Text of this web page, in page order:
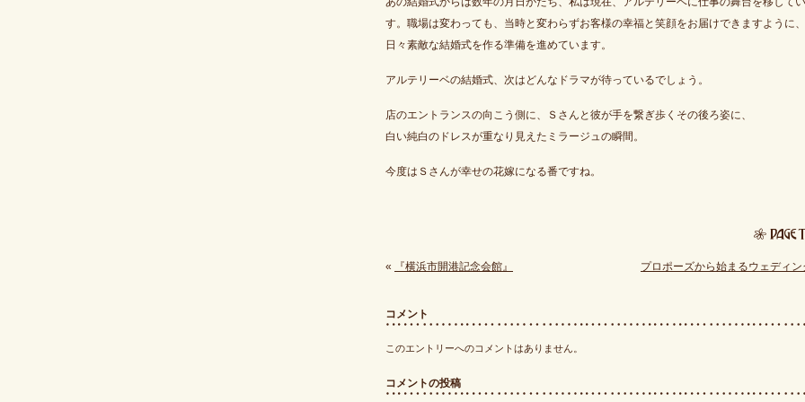
す。職場は変わっても、当時と変わらずお客様の幸福と笑顔をお届けできますように、
日々素敵な結婚式を作る準備を進めています。
アルテリーベの結婚式、次はどんなドラマが待っているでしょう。
店のエントランスの向こう側に、Ｓさんと彼が手を繋ぎ歩くその後ろ姿に、
白い純白のドレスが重なり見えたミラージュの瞬間。
今度はＳさんが幸せの花嫁になる番ですね。
« 『横浜市開港記念会館』 プロポーズから始まるウェディン
コメント
このエントリーへのコメントはありません。
コメントの投稿